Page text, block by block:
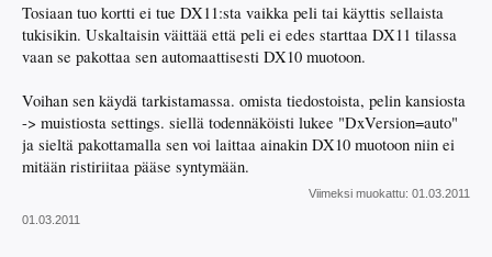
Tosiaan tuo kortti ei tue DX11:sta vaikka peli tai käyttis sellaista
tukisikin. Uskaltaisin väittää että peli ei edes starttaa DX11 tilassa
vaan se pakottaa sen automaattisesti DX10 muotoon.
Voihan sen käydä tarkistamassa. omista tiedostoista, pelin kansiosta
-> muistiosta settings. siellä todennäköisti lukee "DxVersion=auto"
ja sieltä pakottamalla sen voi laittaa ainakin DX10 muotoon niin ei
mitään ristiriitaa pääse syntymään.
Viimeksi muokattu: 01.03.2011
01.03.2011